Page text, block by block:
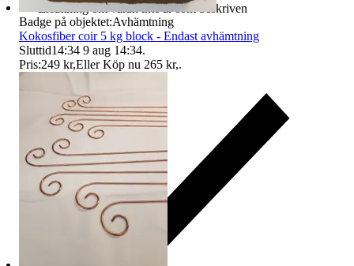
Ersättning om varan inte är som beskriven
Badge på objektet:Avhämtning
Kokosfiber coir 5 kg block - Endast avhämtning
Sluttid14:34 9 aug 14:34.
Pris:249 kr,Eller Köp nu 265 kr,.